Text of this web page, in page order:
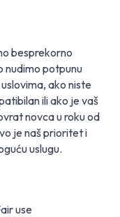
besprekorno
nudimo potpunu
ako niste
ili ako je vaš
novca u roku od
je naš prioritet i
uslugu.
use